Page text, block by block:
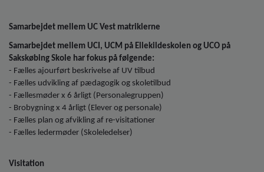
Samarbejdet mellem UC Vest matriklerne
Samarbejdet mellem UCI, UCM på Ellekildeskolen og UCO på
Sakskøbing Skole har fokus på følgende:
- Fælles ajourført beskrivelse af UV tilbud
- Fælles udvikling af pædagogik og skoletilbud
- Fællesmøder x 6 årligt (Personalegruppen)
- Brobygning x 4 årligt (Elever og personale)
- Fælles plan og afvikling af re-visitationer
- Fælles ledermøder (Skoleledelser)
Visitation